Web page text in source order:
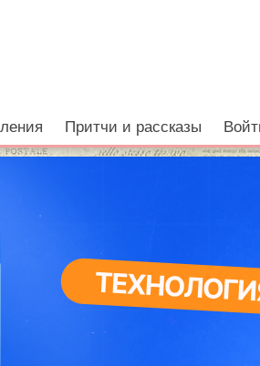
Притчи и рассказы